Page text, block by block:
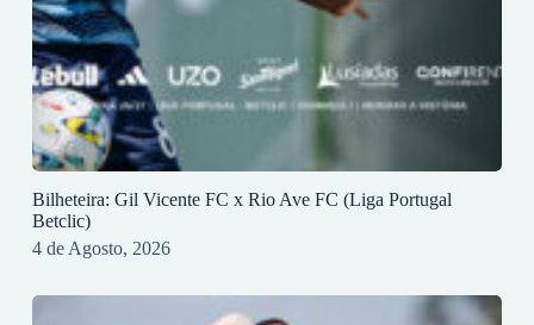
Bilheteira: Gil Vicente FC x Rio Ave FC (Liga Portugal
Betclic)
4 de Agosto, 2026